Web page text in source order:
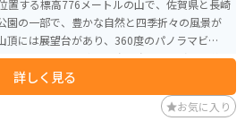
置する標高776メートルの山で、佐賀県と長崎
園の一部で、豊かな自然と四季折々の風景が
には展望台があり、360度のパノラマビュー
晴れた日には、遠く五島列島まで見渡せる絶
が整備されており、初心者から上級者まで楽
す。ハイキングやバードウォッチングを楽し
詳しく見る
お気に入り